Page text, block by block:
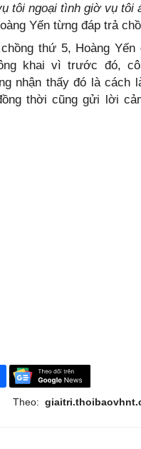
tôi ngoại tình giờ vụ tôi
Yến từng đáp trả
thứ 5, Hoàng Yến
khai vì trước đó,
nhận thấy đó là cách
thời cũng gửi lời
Theo: